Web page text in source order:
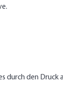
durch den